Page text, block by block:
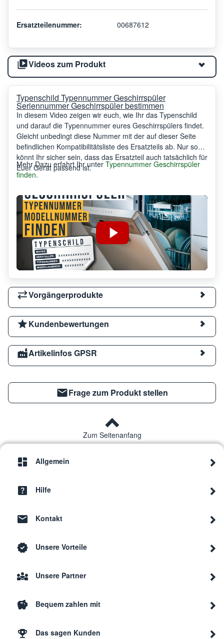
Ersatzteilenummer: 00687612
Videos zum Produkt
Typenschild Typennummer Geschirrspüler
Seriennummer Geschirrspüler bestimmen
In diesem Video zeigen wir euch, wie Ihr das Typenschild
und darauf die Typennummer eures Geschirrspülers findet.
Gleicht unbedingt diese Nummer mit der auf dieser Seite
befindlichen Kompatibilitätsliste des Ersatzteils ab. Nur so
könnt Ihr sicher sein, dass das Ersatzteil auch tatsächlich für
Euer Gerät passend ist.
Mehr Dazu erfahrt Ihr unter Typennummer Geschirrspüler
finden.
Vorgängerprodukte
Kundenbewertungen
Artikelinfos GPSR
Frage zum Produkt stellen
Zum Seitenanfang
Allgemein
Hilfe
Kontakt
Unsere Vorteile
Unsere Partner
Bequem zahlen mit
Das sagen Kunden